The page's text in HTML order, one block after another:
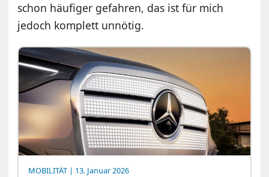
schon häufiger gefahren, das ist für mich
jedoch komplett unnötig.
MOBILITÄT | 13. Januar 2026